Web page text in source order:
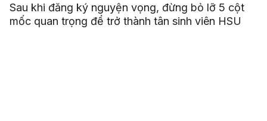
Sau khi đăng ký nguyện vọng, đừng bỏ lỡ 5 cột
mốc quan trọng để trở thành tân sinh viên HSU